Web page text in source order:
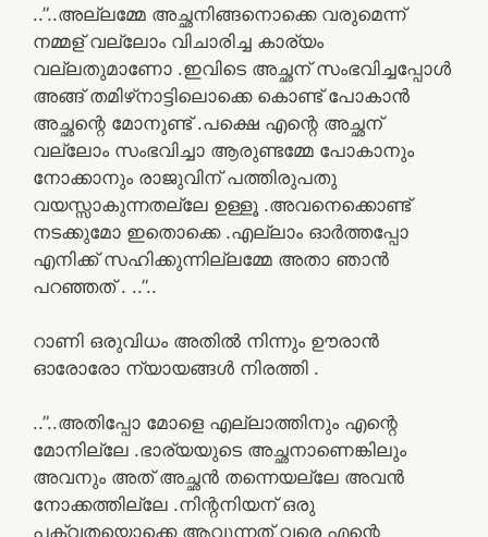
..”..അല്ലമ്മേ അച്ഛനിങ്ങനൊക്കെ വരുമെന്ന്
നമ്മള് വല്ലോം വിചാരിച്ച കാര്യം
വല്ലതുമാണോ .ഇവിടെ അച്ഛന് സംഭവിച്ചപ്പോൾ
അങ്ങ് തമിഴ്‌നാട്ടിലൊക്കെ കൊണ്ട് പോകാൻ
അച്ഛന്റെ മോനുണ്ട് .പക്ഷെ എന്റെ അച്ഛന്
വല്ലോം സംഭവിച്ചാ ആരുണ്ടമ്മേ പോകാനും
നോക്കാനും രാജുവിന് പത്തിരുപതു
വയസ്സാകുന്നതല്ലേ ഉള്ളൂ .അവനെക്കൊണ്ട്
നടക്കുമോ ഇതൊക്കെ .എല്ലാം ഓർത്തപ്പോ
എനിക്ക് സഹിക്കുന്നില്ലമ്മേ അതാ ഞാൻ
പറഞ്ഞത് . ..”..
റാണി ഒരുവിധം അതിൽ നിന്നും ഊരാൻ
ഓരോരോ ന്യായങ്ങൾ നിരത്തി .
..”..അതിപ്പോ മോളെ എല്ലാത്തിനും എന്റെ
മോനില്ലേ .ഭാര്യയുടെ അച്ഛനാണെങ്കിലും
അവനും അത് അച്ഛൻ തന്നെയല്ലേ അവൻ
നോക്കത്തില്ലേ .നിന്റനിയന് ഒരു
പക്വതയൊക്കെ ആവുന്നത് വരെ എന്റെ